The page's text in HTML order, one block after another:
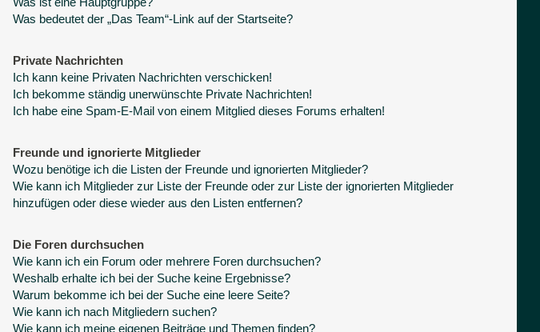
Was bedeutet der „Das Team“-Link auf der Startseite?
Private Nachrichten
Ich kann keine Privaten Nachrichten verschicken!
Ich bekomme ständig unerwünschte Private Nachrichten!
Ich habe eine Spam-E-Mail von einem Mitglied dieses Forums erhalten!
Freunde und ignorierte Mitglieder
Wozu benötige ich die Listen der Freunde und ignorierten Mitglieder?
Wie kann ich Mitglieder zur Liste der Freunde oder zur Liste der ignorierten Mitglieder
hinzufügen oder diese wieder aus den Listen entfernen?
Die Foren durchsuchen
Wie kann ich ein Forum oder mehrere Foren durchsuchen?
Weshalb erhalte ich bei der Suche keine Ergebnisse?
Warum bekomme ich bei der Suche eine leere Seite?
Wie kann ich nach Mitgliedern suchen?
Wie kann ich meine eigenen Beiträge und Themen finden?